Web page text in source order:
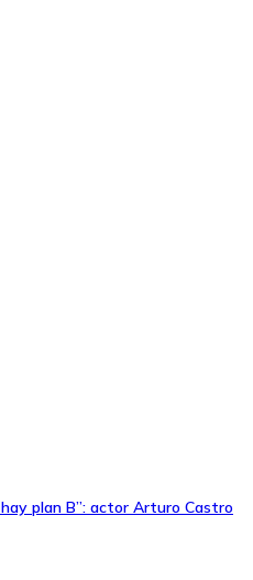
plan B”: actor Arturo Castro